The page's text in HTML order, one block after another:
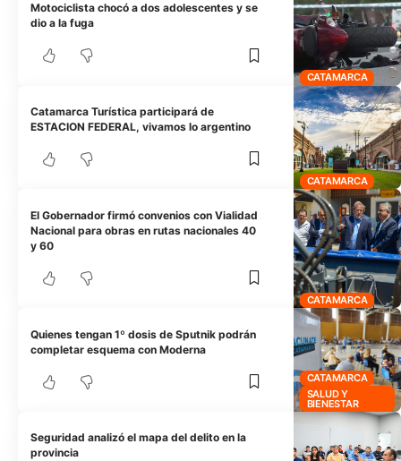
CATAMARCA
Motociclista chocó a dos adolescentes y se
dio a la fuga
CATAMARCA
Catamarca Turística participará de
ESTACION FEDERAL, vivamos lo argentino
CATAMARCA
El Gobernador firmó convenios con Vialidad
Nacional para obras en rutas nacionales 40
y 60
CATAMARCA
SALUD Y
BIENESTAR
Quienes tengan 1º dosis de Sputnik podrán
completar esquema con Moderna
Seguridad analizó el mapa del delito en la
provincia